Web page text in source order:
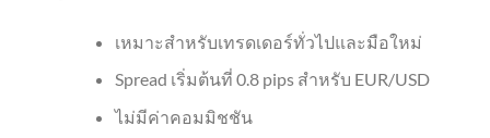
เหมาะสำหรับเทรดเดอร์ทั่วไปและมือใหม่
Spread เริ่มต้นที่ 0.8 pips สำหรับ EUR/USD
ไม่มีค่าคอมมิชชัน